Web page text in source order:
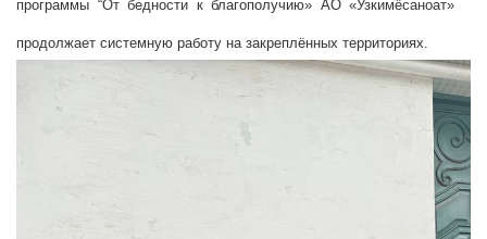
программы “От бедности к благополучию» АО «Узкимёсаноат»
продолжает системную работу на закреплённых территориях.